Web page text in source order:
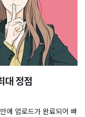
대 정점
에 업로드가 완료되어 빠